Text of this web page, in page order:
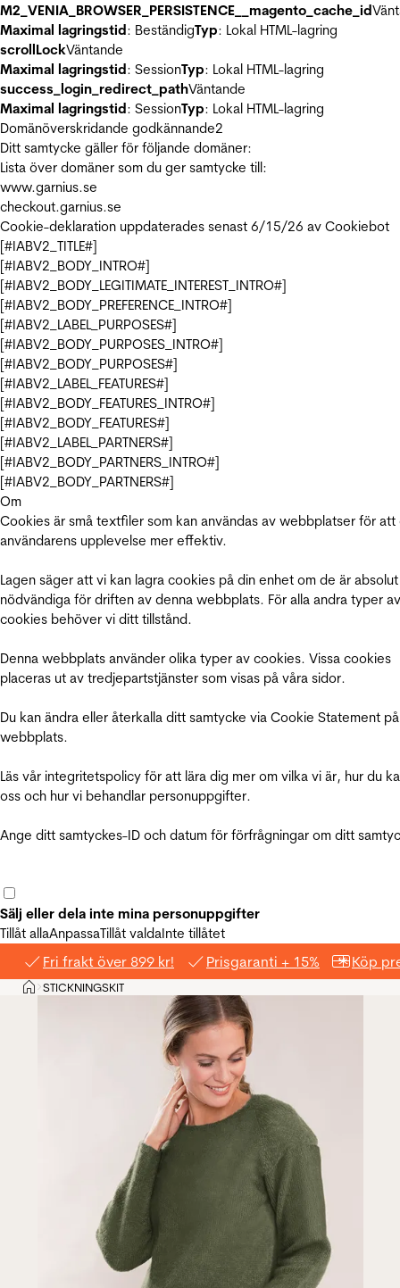
M2_VENIA_BROWSER_PERSISTENCE__magento_cache_id
Maximal lagringstid: BeständigTyp: Lokal HTML-lagring
scrollLockVäntande
Maximal lagringstid: SessionTyp: Lokal HTML-lagring
success_login_redirect_pathVäntande
Maximal lagringstid: SessionTyp: Lokal HTML-lagring
Domänöverskridande godkännande2
Ditt samtycke gäller för följande domäner:
Lista över domäner som du ger samtycke till:
www.garnius.se
checkout.garnius.se
Cookie-deklaration uppdaterades senast 6/15/26 av Cookiebot
[#IABV2_TITLE#]
[#IABV2_BODY_INTRO#]
[#IABV2_BODY_LEGITIMATE_INTEREST_INTRO#]
[#IABV2_BODY_PREFERENCE_INTRO#]
[#IABV2_LABEL_PURPOSES#]
[#IABV2_BODY_PURPOSES_INTRO#]
[#IABV2_BODY_PURPOSES#]
[#IABV2_LABEL_FEATURES#]
[#IABV2_BODY_FEATURES_INTRO#]
[#IABV2_BODY_FEATURES#]
[#IABV2_LABEL_PARTNERS#]
[#IABV2_BODY_PARTNERS_INTRO#]
[#IABV2_BODY_PARTNERS#]
Om
Cookies är små textfiler som kan användas av webbplatser för att
användarens upplevelse mer effektiv.
Lagen säger att vi kan lagra cookies på din enhet om de är absolut
nödvändiga för driften av denna webbplats. För alla andra typer av
cookies behöver vi ditt tillstånd.
Denna webbplats använder olika typer av cookies. Vissa cookies
placeras ut av tredjepartstjänster som visas på våra sidor.
Du kan ändra eller återkalla ditt samtycke via Cookie Statement
webbplats.
Läs vår integritetspolicy för att lära dig mer om vilka vi är, hur du
oss och hur vi behandlar personuppgifter.
Ange ditt samtyckes-ID och datum för förfrågningar om ditt
Sälj eller dela inte mina personuppgifter
Tillåt allaAnpassaTillåt valdaInte tillåtet
Fri frakt över 899 kr! Prisgaranti + 15% Köp
Hem
>STICKNINGSKIT